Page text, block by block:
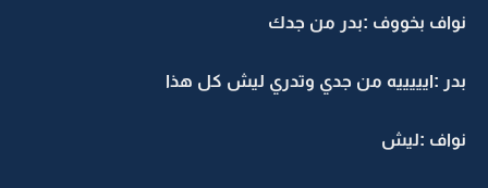
نواف بخووف :بدر من جدك
بدر :ايييييه من جدي وتدري ليش كل هذا
نواف :ليش